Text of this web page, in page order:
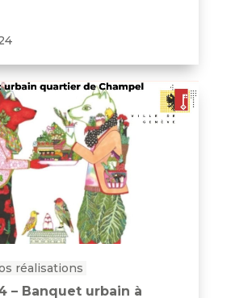
réalisations
– Banquet urbain à